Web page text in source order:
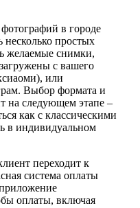
фотографий в городе
простых
желаемые снимки,
с вашего
или
Выбор формата и
на следующем этапе –
как с классическими
в индивидуальном
переходит к
система оплаты
оплаты, включая